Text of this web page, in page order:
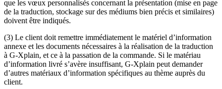
que les vœux personnalisés concernant la présentation (mise en page
de la traduction, stockage sur des médiums bien précis et similaires)
doivent être indiqués.
(3) Le client doit remettre immédiatement le matériel d’information
annexe et les documents nécessaires à la réalisation de la traduction
à G-Xplain, et ce à la passation de la commande. Si le matériau
d’information livré s’avère insuffisant, G-Xplain peut demander
d’autres matériaux d’information spécifiques au thème auprès du
client.